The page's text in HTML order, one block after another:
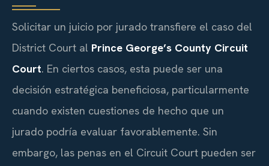
Solicitar un juicio por jurado transfiere el caso del
District Court al Prince George’s County Circuit
Court. En ciertos casos, esta puede ser una
decisión estratégica beneficiosa, particularmente
cuando existen cuestiones de hecho que un
jurado podría evaluar favorablemente. Sin
embargo, las penas en el Circuit Court pueden ser